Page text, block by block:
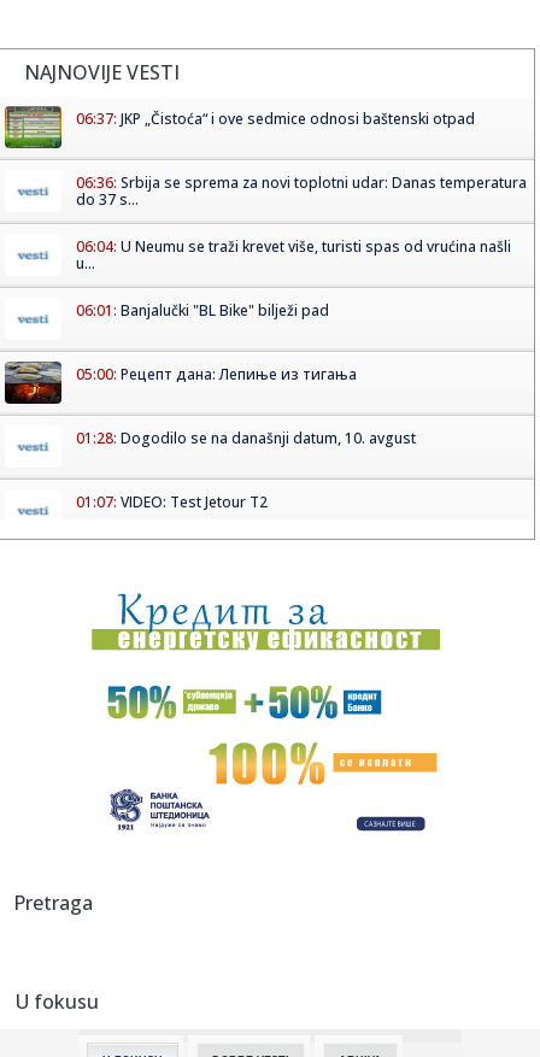
NAJNOVIJE VESTI
06:37: JKP „Čistoća“ i ove sedmice odnosi baštenski otpad
06:36: Srbija se sprema za novi toplotni udar: Danas temperatura
do 37 s...
06:04: U Neumu se traži krevet više, turisti spas od vrućina našli
u...
06:01: Banjalučki "BL Bike" bilježi pad
05:00: Рецепт дана: Лепиње из тигања
01:28: Dogodilo se na današnji datum, 10. avgust
01:07: VIDEO: Test Jetour T2
00:31:Alarm zbog virusa Zapadnog Nila! Više od 240 zaraženih,
SZO poz...
00:25:Na prodaju Opel Senator B 3.0i CD koji je za više od 37
godina p...
Na današnji dan, 10. avgust
00:01:On će biti pomoćnik predsednika SAD u Beloj kući
(18): Pr...
23:53:
Pretraga
U fokusu